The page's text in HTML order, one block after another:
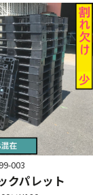
003
クパレット